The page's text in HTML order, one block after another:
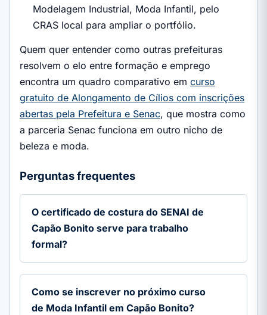
Modelagem Industrial, Moda Infantil, pelo
CRAS local para ampliar o portfólio.
Quem quer entender como outras prefeituras
resolvem o elo entre formação e emprego
encontra um quadro comparativo em curso
gratuito de Alongamento de Cílios com inscrições
abertas pela Prefeitura e Senac, que mostra como
a parceria Senac funciona em outro nicho de
beleza e moda.
Perguntas frequentes
O certificado de costura do SENAI de
Capão Bonito serve para trabalho
formal?
Como se inscrever no próximo curso
de Moda Infantil em Capão Bonito?